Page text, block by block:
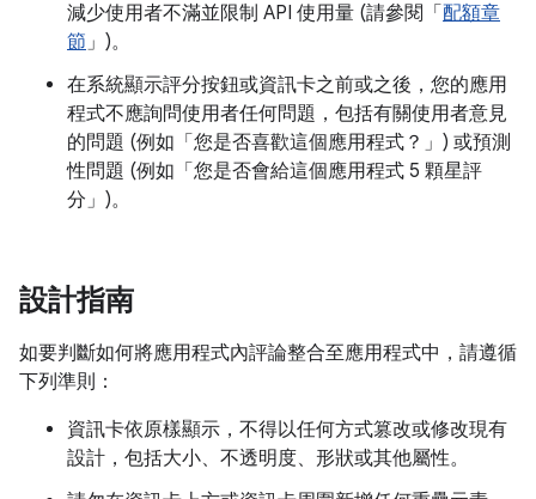
減少使用者不滿並限制 API 使用量 (請參閱「 配額章
節」)。
在系統顯示評分按鈕或資訊卡之前或之後，您的應用
程式不應詢問使用者任何問題，包括有關使用者意見
的問題 (例如「您是否喜歡這個應用程式？」) 或預測
性問題 (例如「您是否會給這個應用程式 5 顆星評
分」)。
設計指南
如要判斷如何將應用程式內評論整合至應用程式中，請遵循
下列準則：
資訊卡依原樣顯示，不得以任何方式篡改或修改現有
設計，包括大小、不透明度、形狀或其他屬性。